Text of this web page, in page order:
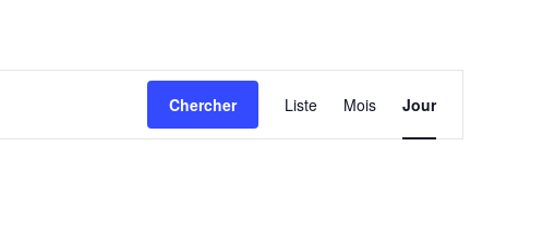
Chercher
Navigation
de
vues
Liste Mois Jour